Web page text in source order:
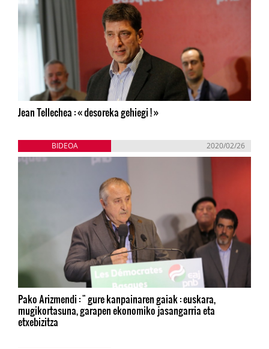
Jean Tellechea : « desoreka gehiegi ! »
BIDEOA 2020/02/26
Pako Arizmendi : " gure kanpainaren gaiak : euskara,
mugikortasuna, garapen ekonomiko jasangarria eta
etxebizitza